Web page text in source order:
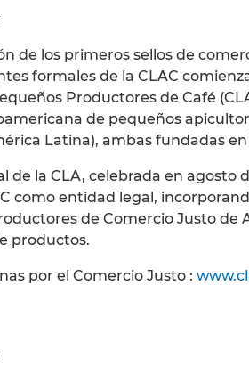
de los primeros sellos de
formales de la CLAC
Productores de Café
de pequeños
Latina), ambas fundadas en
de la CLA, celebrada en agosto
como entidad legal,
de Comercio Justo de
productos.
por el Comercio Justo :